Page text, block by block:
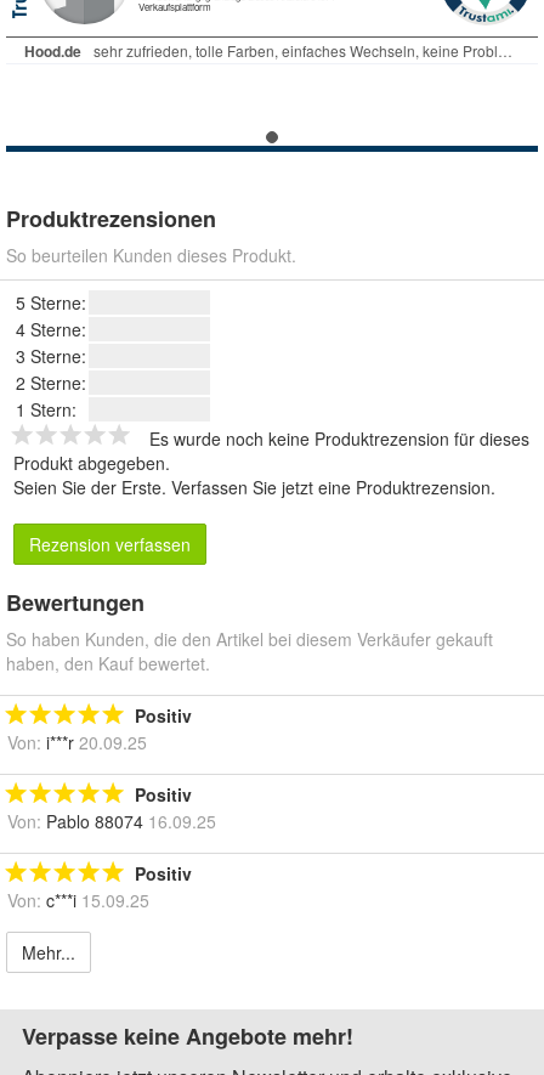
Produktrezensionen
So beurteilen Kunden dieses Produkt.
5 Sterne:
4 Sterne:
3 Sterne:
2 Sterne:
1 Stern:
Es wurde noch keine Produktrezension für dieses
Produkt abgegeben.
Seien Sie der Erste. Verfassen Sie jetzt eine Produktrezension.
Rezension verfassen
Bewertungen
So haben Kunden, die den Artikel bei diesem Verkäufer gekauft
haben, den Kauf bewertet.
Positiv
Von: i***r 20.09.25
Positiv
Von: Pablo 88074 16.09.25
Positiv
Von: c***i 15.09.25
Mehr...
Verpasse keine Angebote mehr!